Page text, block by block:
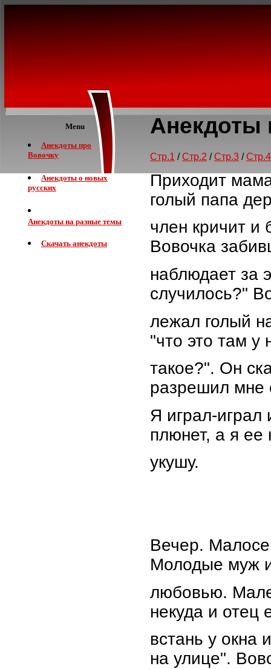
Menu
Анекдоты про
Вовочку
Анекдоты о новых
русских
Анекдоты на разные темы
Скачать анекдоты
Анекдоты
Стр.1 /Стр.2 /Стр.3 /Стр.4
Приходит
голый папа
член кричит и
Вовочка
наблюдает за
случилось?"
лежал голый
"что это там у
такое?". Он
разрешил мне
Я играл-играл
плюнет, а я ее
укушу.
Вечер.
Молодые муж
любовью.
некуда и отец
встань у окна
на улице".